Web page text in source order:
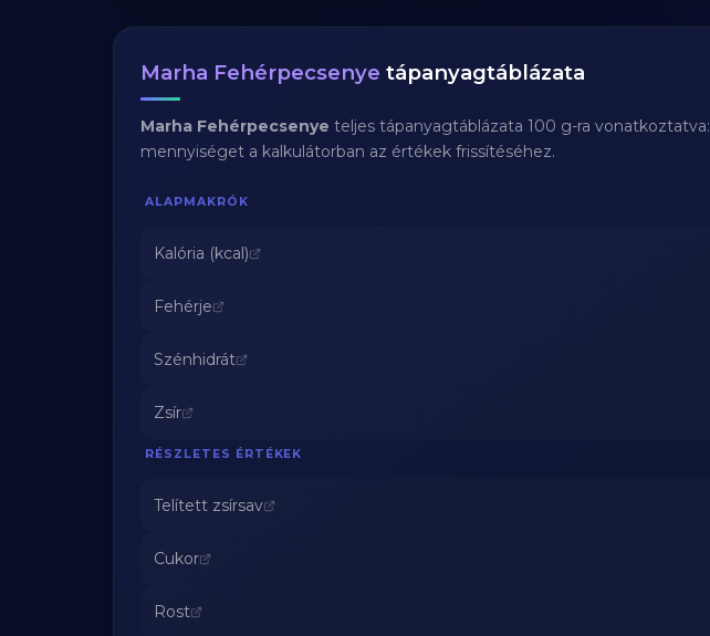
Marha Fehérpecsenye tápanyagtáblázata
Marha Fehérpecsenye teljes tápanyagtáblázata 100 g-ra vonatkoztatva:
mennyiséget a kalkulátorban az értékek frissítéséhez.
ALAPMAKRÓK
Kalória (kcal)
Fehérje
Szénhidrát
Zsír
RÉSZLETES ÉRTÉKEK
Telített zsírsav
Cukor
Rost